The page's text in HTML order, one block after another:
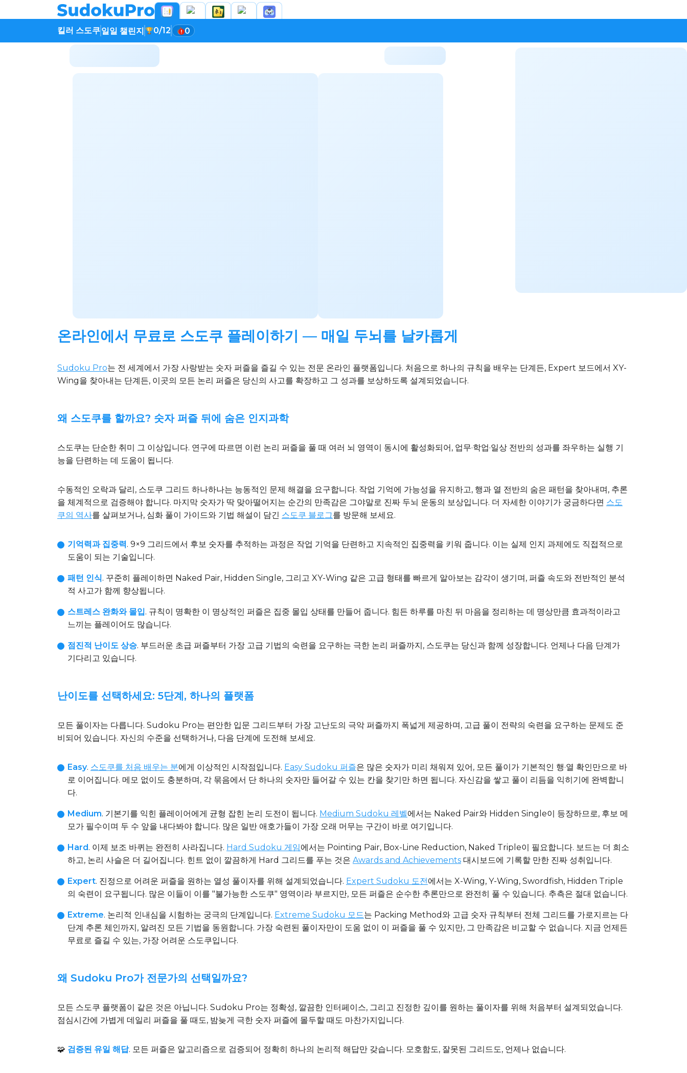
킬러 스도쿠일일 챌린지 0/12 0
온라인에서 무료로 스도쿠 플레이하기 — 매일 두뇌를 날카롭게
Sudoku Pro는 전 세계에서 가장 사랑받는 숫자 퍼즐을 즐길 수 있는 전문 온라인 플랫폼입니다. 처음으로 하나의 규칙을 배우는 단계든, Expert 보드에서 XY-
Wing을 찾아내는 단계든, 이곳의 모든 논리 퍼즐은 당신의 사고를 확장하고 그 성과를 보상하도록 설계되었습니다.
왜 스도쿠를 할까요? 숫자 퍼즐 뒤에 숨은 인지과학
스도쿠는 단순한 취미 그 이상입니다. 연구에 따르면 이런 논리 퍼즐을 풀 때 여러 뇌 영역이 동시에 활성화되어, 업무·학업·일상 전반의 성과를 좌우하는 실행 기
능을 단련하는 데 도움이 됩니다.
수동적인 오락과 달리, 스도쿠 그리드 하나하나는 능동적인 문제 해결을 요구합니다. 작업 기억에 가능성을 유지하고, 행과 열 전반의 숨은 패턴을 찾아내며, 추론
을 체계적으로 검증해야 합니다. 마지막 숫자가 딱 맞아떨어지는 순간의 만족감은 그야말로 진짜 두뇌 운동의 보상입니다. 더 자세한 이야기가 궁금하다면 스도
쿠의 역사를 살펴보거나, 심화 풀이 가이드와 기법 해설이 담긴 스도쿠 블로그를 방문해 보세요.
기억력과 집중력. 9×9 그리드에서 후보 숫자를 추적하는 과정은 작업 기억을 단련하고 지속적인 집중력을 키워 줍니다. 이는 실제 인지 과제에도 직접적으로
도움이 되는 기술입니다.
패턴 인식. 꾸준히 플레이하면 Naked Pair, Hidden Single, 그리고 XY-Wing 같은 고급 형태를 빠르게 알아보는 감각이 생기며, 퍼즐 속도와 전반적인 분석
적 사고가 함께 향상됩니다.
스트레스 완화와 몰입. 규칙이 명확한 이 명상적인 퍼즐은 집중 몰입 상태를 만들어 줍니다. 힘든 하루를 마친 뒤 마음을 정리하는 데 명상만큼 효과적이라고
느끼는 플레이어도 많습니다.
점진적 난이도 상승. 부드러운 초급 퍼즐부터 가장 고급 기법의 숙련을 요구하는 극한 논리 퍼즐까지, 스도쿠는 당신과 함께 성장합니다. 언제나 다음 단계가
기다리고 있습니다.
난이도를 선택하세요: 5단계, 하나의 플랫폼
모든 풀이자는 다릅니다. Sudoku Pro는 편안한 입문 그리드부터 가장 고난도의 극악 퍼즐까지 폭넓게 제공하며, 고급 풀이 전략의 숙련을 요구하는 문제도 준
비되어 있습니다. 자신의 수준을 선택하거나, 다음 단계에 도전해 보세요.
Easy. 스도쿠를 처음 배우는 분에게 이상적인 시작점입니다. Easy Sudoku 퍼즐은 많은 숫자가 미리 채워져 있어, 모든 풀이가 기본적인 행·열 확인만으로 바
로 이어집니다. 메모 없이도 충분하며, 각 묶음에서 단 하나의 숫자만 들어갈 수 있는 칸을 찾기만 하면 됩니다. 자신감을 쌓고 풀이 리듬을 익히기에 완벽합니
다.
Medium. 기본기를 익힌 플레이어에게 균형 잡힌 논리 도전이 됩니다. Medium Sudoku 레벨에서는 Naked Pair와 Hidden Single이 등장하므로, 후보 메
모가 필수이며 두 수 앞을 내다봐야 합니다. 많은 일반 애호가들이 가장 오래 머무는 구간이 바로 여기입니다.
Hard. 이제 보조 바퀴는 완전히 사라집니다. Hard Sudoku 게임에서는 Pointing Pair, Box-Line Reduction, Naked Triple이 필요합니다. 보드는 더 희소
하고, 논리 사슬은 더 길어집니다. 힌트 없이 깔끔하게 Hard 그리드를 푸는 것은 Awards and Achievements 대시보드에 기록할 만한 진짜 성취입니다.
Expert. 진정으로 어려운 퍼즐을 원하는 열성 풀이자를 위해 설계되었습니다. Expert Sudoku 도전에서는 X-Wing, Y-Wing, Swordfish, Hidden Triple
의 숙련이 요구됩니다. 많은 이들이 이를 "불가능한 스도쿠" 영역이라 부르지만, 모든 퍼즐은 순수한 추론만으로 완전히 풀 수 있습니다. 추측은 절대 없습니다.
Extreme. 논리적 인내심을 시험하는 궁극의 단계입니다. Extreme Sudoku 모드는 Packing Method와 고급 숫자 규칙부터 전체 그리드를 가로지르는 다
단계 추론 체인까지, 알려진 모든 기법을 동원합니다. 가장 숙련된 풀이자만이 도움 없이 이 퍼즐을 풀 수 있지만, 그 만족감은 비교할 수 없습니다. 지금 언제든
무료로 즐길 수 있는, 가장 어려운 스도쿠입니다.
왜 Sudoku Pro가 전문가의 선택일까요?
모든 스도쿠 플랫폼이 같은 것은 아닙니다. Sudoku Pro는 정확성, 깔끔한 인터페이스, 그리고 진정한 깊이를 원하는 풀이자를 위해 처음부터 설계되었습니다.
점심시간에 가볍게 데일리 퍼즐을 풀 때도, 밤늦게 극한 숫자 퍼즐에 몰두할 때도 마찬가지입니다.
🧩 검증된 유일 해답. 모든 퍼즐은 알고리즘으로 검증되어 정확히 하나의 논리적 해답만 갖습니다. 모호함도, 잘못된 그리드도, 언제나 없습니다.